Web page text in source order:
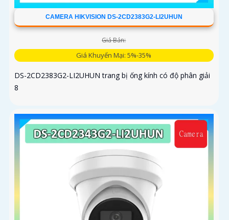
CAMERA HIKVISION DS-2CD2383G2-LI2UHUN
Giá Bán:
Giá Khuyến Mại: 5%-35%
DS-2CD2383G2-LI2UHUN trang bị ống kính có độ phân giải
8